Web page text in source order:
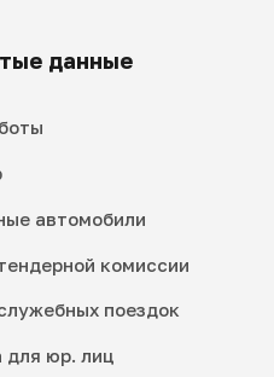
данные
автомобили
комиссии
поездок
для юр. лиц